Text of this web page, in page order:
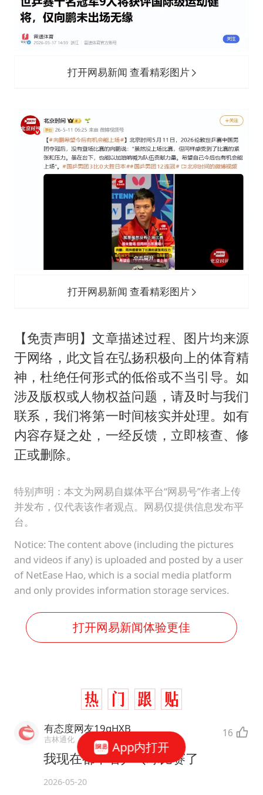
打开网易新闻 查看精彩图片
打开网易新闻 查看精彩图片
【免责声明】文章描述过程、图片均来源
于网络，此文旨在弘扬积极向上的体育精
神，杜绝任何形式的低俗或不当引导。如
涉及版权或人物权益问题，请及时与我们
联系，我们将第一时间核实并处理。如有
内容存疑之处，一经反馈，立即核查、修
正或删除。
特别声明：本文为网易自媒体平台“网易号”作者上传
并发布，仅代表该作者观点。网易仅提供信息发布平
台。
Notice: The content above (including the pictures
and videos if any) is uploaded and posted by a user
of NetEase Hao, which is a social media platform
and only provides information storage services.
打开网易新闻体验更佳
有态度网友19gHXB
吉林通化 16
我现在都不看乒乓球比赛了
2026-05-20
App内打开